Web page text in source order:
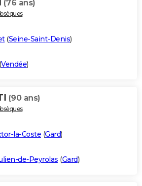
(76 ans)
(Seine-Saint-Denis)
(Vendée)
(90 ans)
la-Coste (Gard)
de-Peyrolas (Gard)